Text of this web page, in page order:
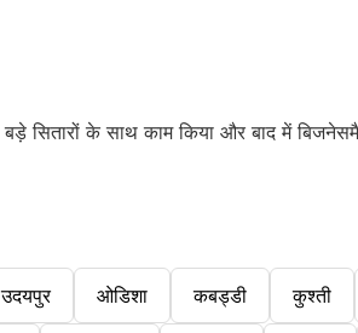
सितारों के साथ काम किया और बाद में
उदयपुर ओडिशा कबड्डी कुश्ती